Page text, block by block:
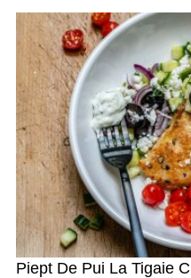
Piept De Pui La Tigaie